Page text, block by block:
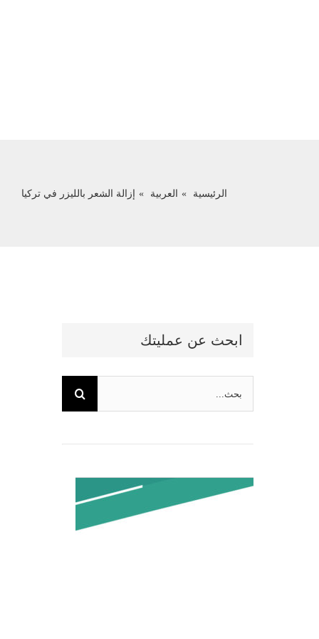
الرئيسية العربية إزالة الشعر بالليزر في تركيا
ابحث عن عمليتك
عن: